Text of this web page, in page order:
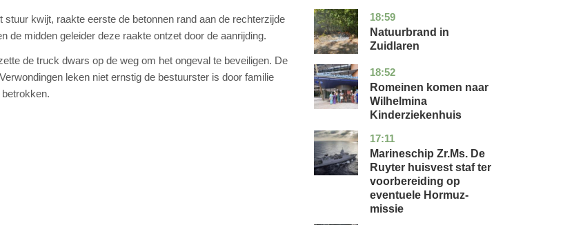
kwijt, raakte eerste de betonnen rand aan de rechterzijde
de midden geleider deze raakte ontzet door de aanrijding.
de truck dwars op de weg om het ongeval te beveiligen. De
leken niet ernstig de bestuurster is door familie
18:59
drenthe
nieuws
Natuurbrand in
Zuidlaren
18:52
utrecht
nieuws
Romeinen komen naar
Wilhelmina
Kinderziekenhuis
17:11
zuid-
holland
nieuws
Marineschip Zr.Ms. De
Ruyter huisvest staf ter
voorbereiding op
eventuele Hormuz-
missie